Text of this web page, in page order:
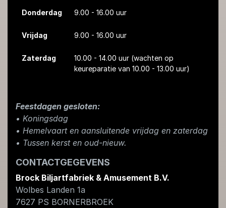
Donderdag 9.00 - 16.00 uur
Vrijdag 9.00 - 16.00 uur
Zaterdag 10.00 - 14.00 uur (wachten op
keureparatie van 10.00 - 13.00 uur)
Feestdagen gesloten:
• Koningsdag
​• Hemelvaart en aansluitende vrijdag en zaterdag
• Tussen kerst en oud-nieuw.
CONTACTGEGEVENS
Brock Biljartfabriek & Amusement B.V.
Wolbes Landen 1a
7627 PS BORNERBROEK